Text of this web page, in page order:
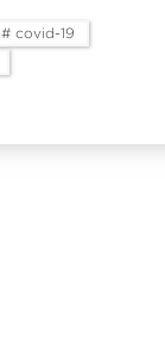
# covid-19